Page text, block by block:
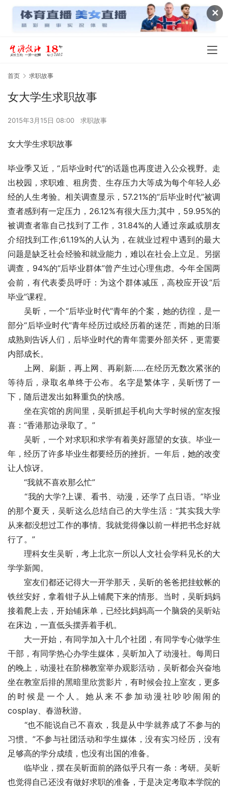
✕
首页 求职故事
女大学生求职故事
2015年3月15日 08:00 求职故事
女大学生求职故事
毕业季又近，“后毕业时代”的话题也再度进入公众视野。走
出校园，求职难、租房贵、生存压力大等成为每个年轻人必
经的人生考验。相关调查显示，57.21%的“后毕业时代”被调
查者感到有一定压力，26.12%有很大压力;其中，59.95%的
被调查者靠自己找到了工作，31.84%的人通过亲戚或朋友
介绍找到工作;61.19%的人认为，在就业过程中遇到的最大
问题是缺乏社会经验和就业能力，难以在社会上立足。另据
调查，94%的“后毕业群体”曾产生过心理焦虑。今年全国两
会前，有代表委员呼吁：为这个群体减压，高校应开设“后
毕业”课程。
吴昕，一个“后毕业时代”青年的个案，她的彷徨，是一
部分“后毕业时代”青年经历过或经历着的迷茫，而她的日渐
成熟则告诉人们，后毕业时代的青年需要外部关怀，更需要
内部成长。
上网、刷新，再上网、再刷新……在经历无数次紧张的
等待后，录取名单终于公布。名字是繁体字，吴昕愣了一
下，随后迸发出如释重负的快感。
坐在宾馆的房间里，吴昕抓起手机向大学时候的室友报
喜：“香港那边录取了。”
吴昕，一个对求职和求学有着美好愿望的女孩。毕业一
年，经历了许多毕业生都要经历的挫折。一年后，她的改变
让人惊讶。
“我就不喜欢那么忙”
“我的大学?上课、看书、动漫，还学了点日语。”毕业
的那个夏天，吴昕这么总结自己的大学生活：“其实我大学
从来都没想过工作的事情。我就觉得像以前一样把书念好就
行了。”
理科女生吴昕，考上北京一所以人文社会学科见长的大
学学新闻。
室友们都还记得大一开学那天，吴昕的爸爸把挂蚊帐的
铁丝安好，拿着钳子从上铺爬下来的情形。当时，吴昕妈妈
接着爬上去，开始铺床单，已经比妈妈高一个脑袋的吴昕站
在床边，一直低头摆弄着手机。
大一开始，有同学加入十几个社团，有同学专心做学生
干部，有同学热心办学生媒体，吴昕加入了动漫社。每周日
的晚上，动漫社在阶梯教室举办观影活动，吴昕都会兴奋地
坐在教室后排的黑暗里欣赏影片，有时候会拉上室友，更多
的时候是一个人。她从来不参加动漫社吵吵闹闹的
cosplay、春游秋游。
“也不能说自己不喜欢，我是从中学就养成了不参与的
习惯。”不参与社团活动和学生媒体，没有实习经历，没有
足够高的学分成绩，也没有出国的准备。
临毕业，摆在吴昕面前的路似乎只有一条：考研。吴昕
也觉得自己还没有做好求职的准备，于是决定考取本学院的